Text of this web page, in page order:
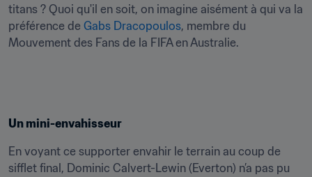
titans ? Quoi qu'il en soit, on imagine aisément à qui va la
préférence de Gabs Dracopoulos, membre du
Mouvement des Fans de la FIFA en Australie.
Un mini-envahisseur
En voyant ce supporter envahir le terrain au coup de
sifflet final, Dominic Calvert-Lewin (Everton) n’a pas pu